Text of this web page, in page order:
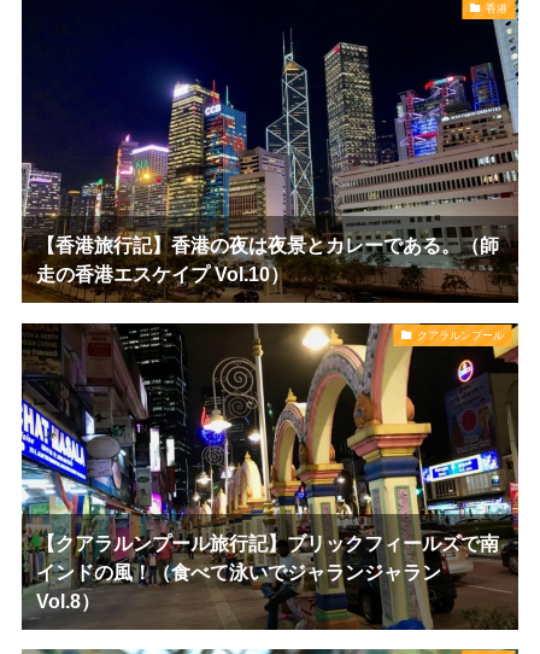
香港
【香港旅行記】香港の夜は夜景とカレーである。（師
走の香港エスケイプ Vol.10）
クアラルンプール
【クアラルンプール旅行記】ブリックフィールズで南
インドの風！（食べて泳いでジャランジャラン
Vol.8）